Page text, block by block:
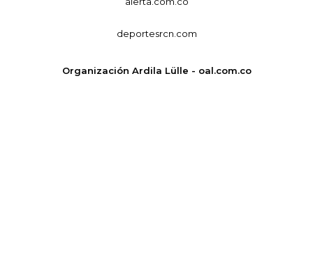
deportesrcn.com
Organización Ardila Lülle - oal.com.co